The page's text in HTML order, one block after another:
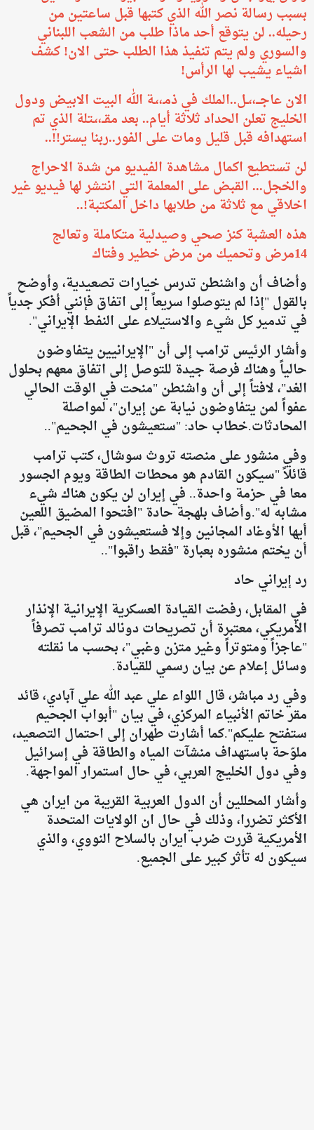
بسبب رسالة نصر الله الذي كتبها قبل ساعتين من
رحيله.. لن يتوقع أحد ماذا طلب من الشعب اللبناني
والسوري ولم يتم تنفيذ هذا الطلب حتى الان! كشف
اشياء يشيب لها الرأس!
الان عاجـــ،،ــل..الملك في ذمـ،،ـة الله البيت الابيض ودول
الخليج تعلن الحداد ثلاثة أيام.. بعد مقــ،،ـتلة الذي تم
استهدافه قبل قليل ومات على الفور..ربنا يستر!!..
لن تستطيع اكمال مشاهدة الفيديو من شدة الاحراج
والخجل... القبض على المعلمة التي انتشر لها فيديو غير
اخلاقي مع ثلاثة من طلابها داخل المكتبة!..
هذه العشبة كنز صحي وصيدلية متكاملة وتعالج
14مرض وتحميك من مرض خطير وفتاك
وأضاف أن واشنطن تدرس خيارات تصعيدية، وأوضح
بالقول "إذا لم يتوصلوا سريعاً إلى اتفاق فإنني أفكر جدياً
في تدمير كل شيء والاستيلاء على النفط الإيراني".
وأشار الرئيس ترامب إلى أن "الإيرانيين يتفاوضون
حالياً وهناك فرصة جيدة للتوصل إلى اتفاق معهم بحلول
الغد"، لافتاً إلى أن واشنطن "منحت في الوقت الحالي
عفواً لمن يتفاوضون نيابة عن إيران"، لمواصلة
المحادثات.خطاب حاد: "ستعيشون في الجحيم"..
وفي منشور على منصته تروث سوشال، كتب ترامب
قائلاً "سيكون القادم هو محطات الطاقة ويوم الجسور
معا في حزمة واحدة.. في إيران لن يكون هناك شيء
مشابه له".وأضاف بلهجة حادة "افتحوا المضيق اللعين
أيها الأوغاد المجانين وإلا فستعيشون في الجحيم"، قبل
أن يختم منشوره بعبارة "فقط راقبوا"..
رد إيراني حاد
في المقابل، رفضت القيادة العسكرية الإيرانية الإنذار
الأمريكي، معتبرة أن تصريحات دونالد ترامب تصرفاً
"عاجزاً ومتوتراً وغير متزن وغبي"، بحسب ما نقلته
وسائل إعلام عن بيان رسمي للقيادة.
وفي رد مباشر، قال اللواء علي عبد الله علي آبادي، قائد
مقر خاتم الأنبياء المركزي، في بيان "أبواب الجحيم
ستفتح عليكم".كما أشارت طهران إلى احتمال التصعيد،
ملوّحة باستهداف منشآت المياه والطاقة في إسرائيل
وفي دول الخليج العربي، في حال استمرار المواجهة.
وأشار المحللين أن الدول العربية القريبة من ايران هي
الأكثر تضررا، وذلك في حال ان الولايات المتحدة
الأمريكية قررت ضرب ايران بالسلاح النووي، والذي
سيكون له تأثر كبير على الجميع.